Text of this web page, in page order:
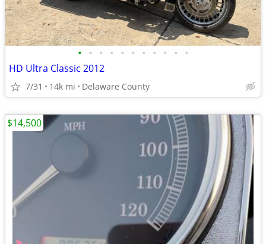
• • • • • • • • • • •
HD Ultra Classic 2012
7/31 14k mi Delaware County
$14,500